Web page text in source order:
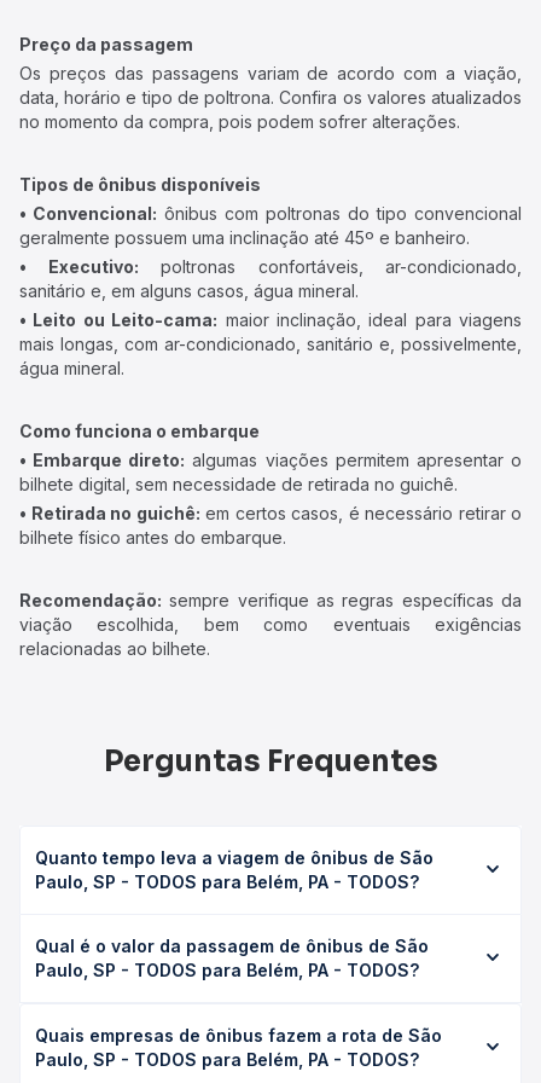
Preço da passagem
Os preços das passagens variam de acordo com a viação,
data, horário e tipo de poltrona. Confira os valores atualizados
no momento da compra, pois podem sofrer alterações.
Tipos de ônibus disponíveis
• Convencional: ônibus com poltronas do tipo convencional
geralmente possuem uma inclinação até 45º e banheiro.
• Executivo: poltronas confortáveis, ar-condicionado,
sanitário e, em alguns casos, água mineral.
• Leito ou Leito-cama: maior inclinação, ideal para viagens
mais longas, com ar-condicionado, sanitário e, possivelmente,
água mineral.
Como funciona o embarque
• Embarque direto: algumas viações permitem apresentar o
bilhete digital, sem necessidade de retirada no guichê.
• Retirada no guichê: em certos casos, é necessário retirar o
bilhete físico antes do embarque.
Recomendação: sempre verifique as regras específicas da
viação escolhida, bem como eventuais exigências
relacionadas ao bilhete.
Perguntas Frequentes
Quanto tempo leva a viagem de ônibus de São
Paulo, SP - TODOS para Belém, PA - TODOS?
Belém, PA - TODOS leva em média 59h 41min, podendo
variar conforme a viação, o tipo de serviço (convencional,
duração exata de cada opção na data desejada.
Qual é o valor da passagem de ônibus de São
Paulo, SP - TODOS para Belém, PA - TODOS?
TODOS para Belém, PA - TODOS custa em média R$
1.001,15 e varia conforme a data da viagem, a empresa, o
Quais empresas de ônibus fazem a rota de São
Paulo, SP - TODOS para Belém, PA - TODOS?